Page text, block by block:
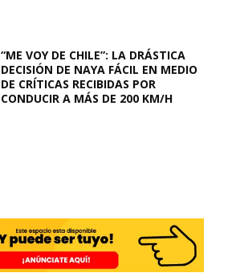
“ME VOY DE CHILE”: LA DRÁSTICA
DECISIÓN DE NAYA FÁCIL EN MEDIO
DE CRÍTICAS RECIBIDAS POR
CONDUCIR A MÁS DE 200 KM/H